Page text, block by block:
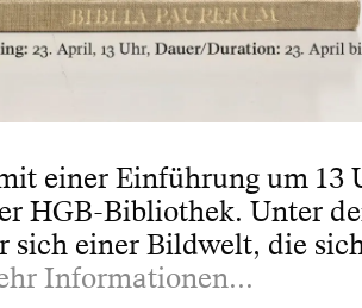
einer Einführung um 13
HGB-Bibliothek. Unter
sich einer Bildwelt, die
Informationen...